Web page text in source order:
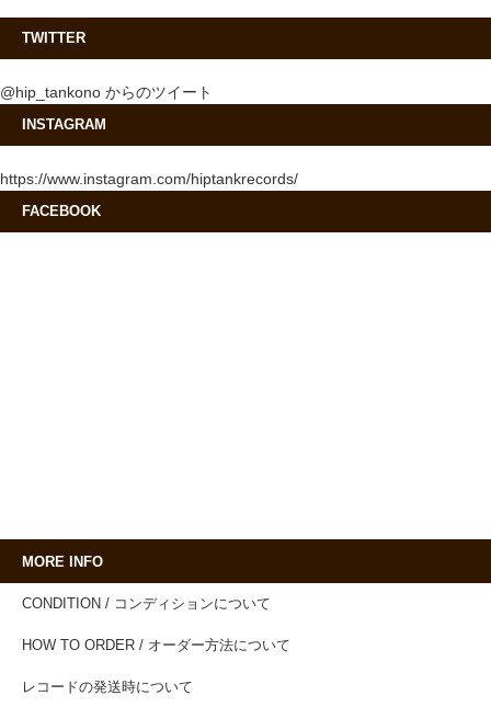
TWITTER
@hip_tankono からのツイート
INSTAGRAM
https://www.instagram.com/hiptankrecords/
FACEBOOK
MORE INFO
CONDITION / コンディションについて
HOW TO ORDER / オーダー方法について
レコードの発送時について